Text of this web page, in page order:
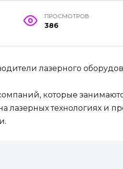
ПРОСМОТРОВ
386
лазерного
которые
лазерных технологиях и